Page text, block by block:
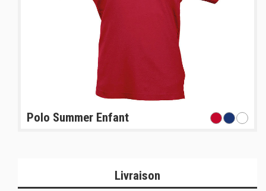
Polo Summer Enfant
Livraison